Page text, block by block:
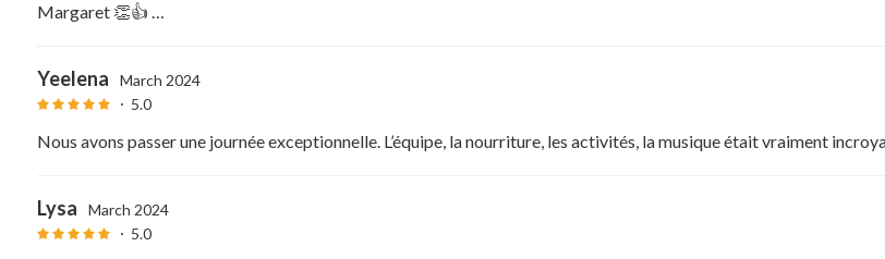
Margaret 👏👍 …
Yeelena
March 2024
5.0
Nous avons passer une journée exceptionnelle. L’équipe, la nourriture, les activités, la musique était vraiment
Lysa
March 2024
5.0